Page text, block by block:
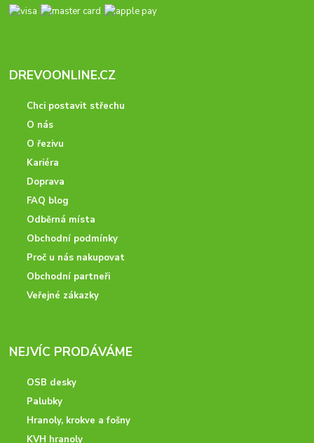
DREVOONLINE.CZ
Chci postavit střechu
O nás
O řezivu
Kariéra
Doprava
FAQ blog
Odběrná místa
Obchodní podmínky
Proč u nás nakupovat
Obchodní partneři
Veřejné zákazky
NEJVÍC PRODÁVÁME
OSB desky
Palubky
Hranoly, krokve a fošny
KVH hranoly